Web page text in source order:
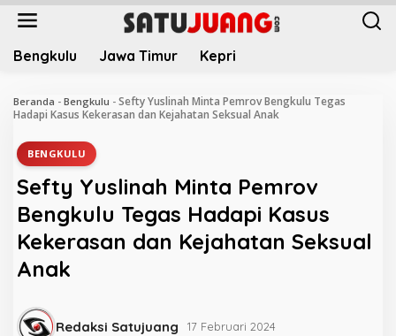
L
Bengkulu Jawa Timur Kepri
Beranda - Bengkulu - Sefty Yuslinah Minta Pemrov Bengkulu Tegas
Hadapi Kasus Kekerasan dan Kejahatan Seksual Anak
BENGKULU
Sefty Yuslinah Minta Pemrov
Bengkulu Tegas Hadapi Kasus
Kekerasan dan Kejahatan Seksual
Anak
Redaksi Satujuang 17 Februari 2024